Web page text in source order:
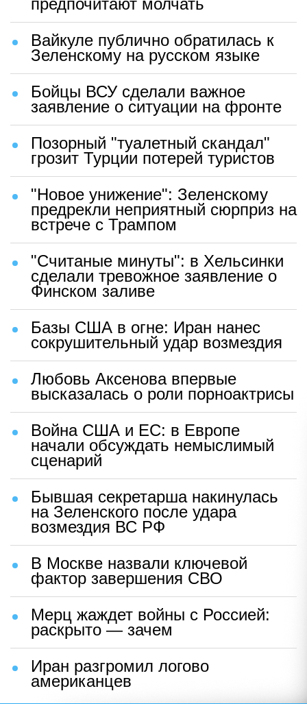
предпочитают молчать
Вайкуле публично обратилась к
Зеленскому на русском языке
Бойцы ВСУ сделали важное
заявление о ситуации на фронте
Позорный "туалетный скандал"
грозит Турции потерей туристов
"Новое унижение": Зеленскому
предрекли неприятный сюрприз на
встрече с Трампом
"Считаные минуты": в Хельсинки
сделали тревожное заявление о
Финском заливе
Базы США в огне: Иран нанес
сокрушительный удар возмездия
Любовь Аксенова впервые
высказалась о роли порноактрисы
Война США и ЕС: в Европе
начали обсуждать немыслимый
сценарий
Бывшая секретарша накинулась
на Зеленского после удара
возмездия ВС РФ
В Москве назвали ключевой
фактор завершения СВО
Мерц жаждет войны с Россией:
раскрыто — зачем
Иран разгромил логово
американцев